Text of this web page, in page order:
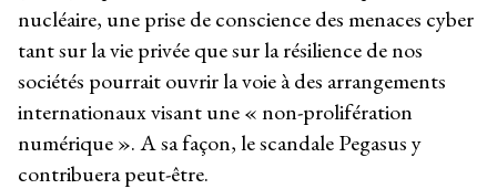
nucléaire, une prise de conscience des menaces cyber
tant sur la vie privée que sur la résilience de nos
sociétés pourrait ouvrir la voie à des arrangements
internationaux visant une « non-prolifération
numérique ». A sa façon, le scandale Pegasus y
contribuera peut-être.